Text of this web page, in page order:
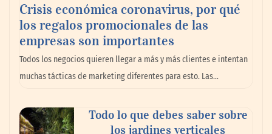
La llanta más cara puede ser la que menos
cuesta: Michelin lo demuestra ante notario
Paso a paso: ¿cómo prepararse para la
transición a la jornada de 40 horas? Guía
Crisis económica coronavirus, por qué
los regalos promocionales de las
empresas son importantes
Todos los negocios quieren llegar a más y más clientes e intentan
muchas tácticas de marketing diferentes para esto. Las…
Todo lo que debes saber sobre
los jardines verticales